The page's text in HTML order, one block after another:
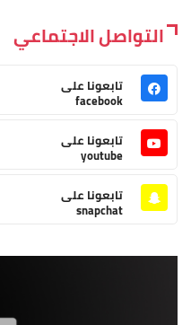
التواصل الاجتماعي
تابعونا على
facebook
تابعونا على
youtube
تابعونا على
snapchat